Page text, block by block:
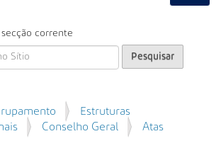
corrente
Estruturas
Conselho Geral
Atas